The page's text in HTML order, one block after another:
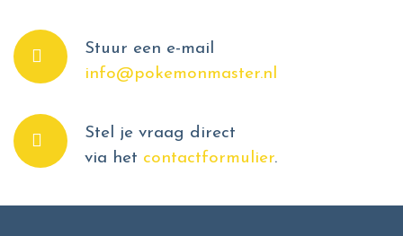
Stuur een e-mail
info@pokemonmaster.nl
Stel je vraag direct
via het contactformulier.